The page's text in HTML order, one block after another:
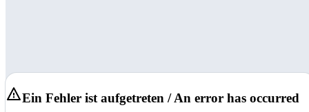
Ein Fehler ist aufgetreten / An error has occurred